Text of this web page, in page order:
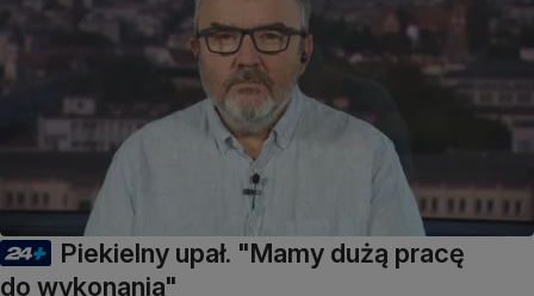
Piekielny upał. "Mamy dużą pracę
do wykonania"